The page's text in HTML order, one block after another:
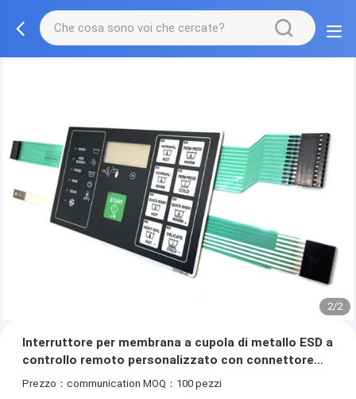
2/2
Interruttore per membrana a cupola di metallo ESD a
controllo remoto personalizzato con connettore
Ctimprf femminile
Prezzo：communication MOQ：100 pezzi